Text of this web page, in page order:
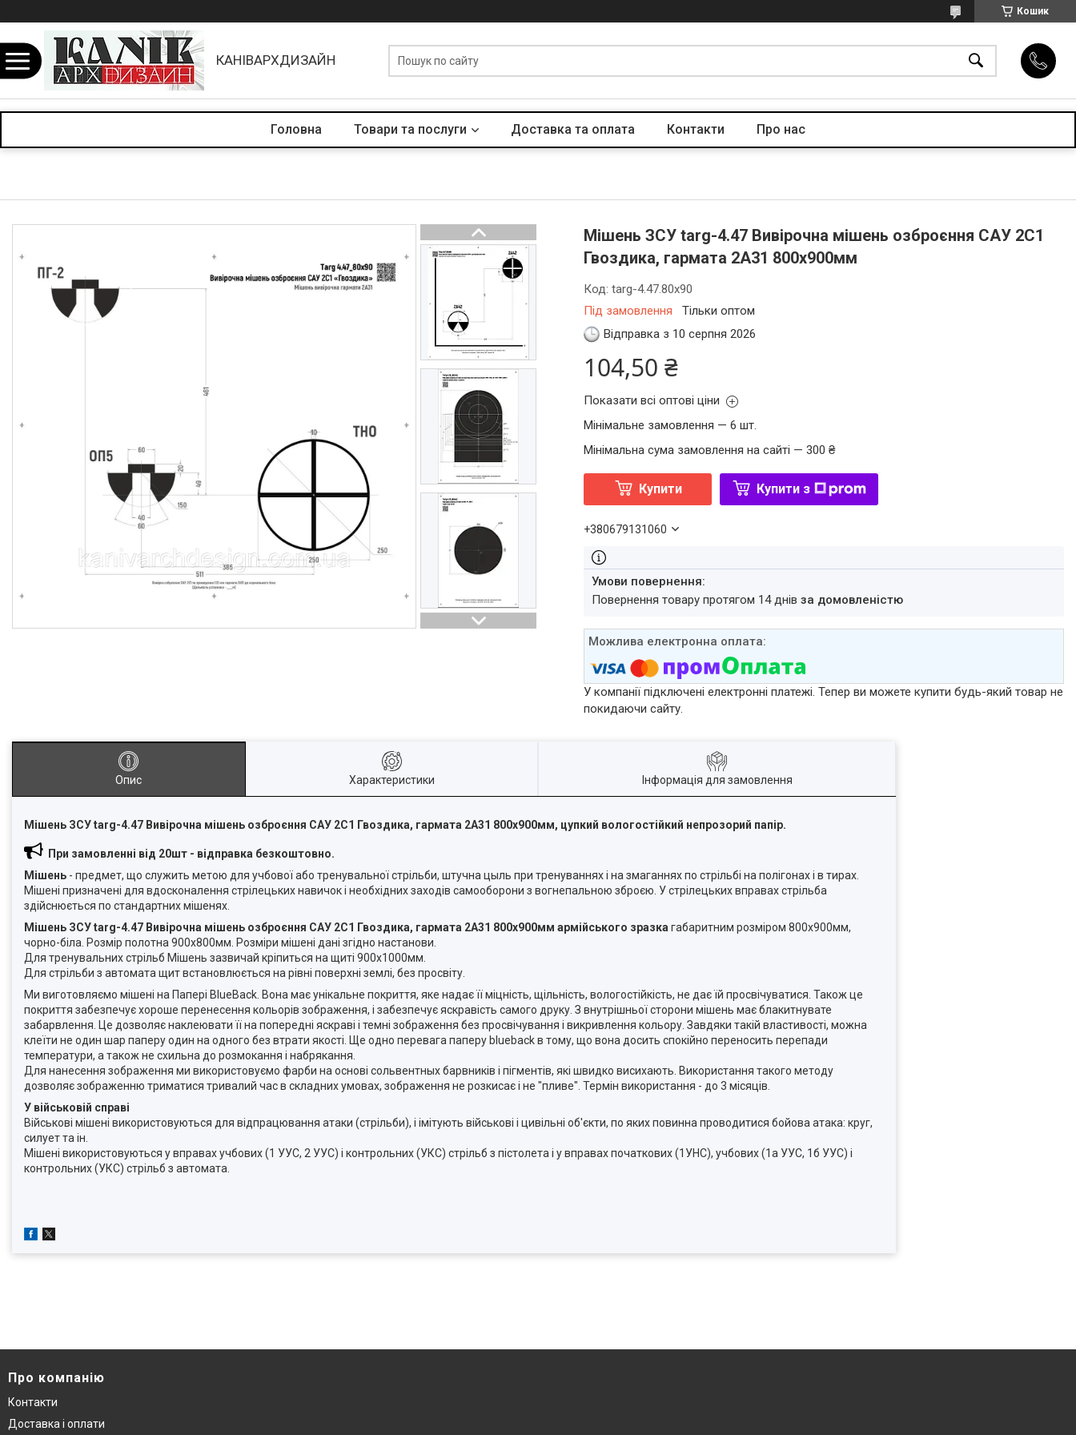
Кошик
КАНІВАРХДИЗАЙН
Головна Товари та послуги Доставка та оплата Контакти Про нас
Мішень ЗСУ targ-4.47 Вивірочна мішень озброєння САУ 2С1
Гвоздика, гармата 2А31 800х900мм
Під замовлення Тільки оптом
Код:targ-4.47.80x90
Відправка з 10 серпня 2026
104,50 ₴
Мінімальне замовлення — 6 шт.
Показати всі оптові ціни
Мінімальна сума замовлення на сайті — 300 ₴
Купити Купити з
+380679131060
повернення товару протягом 14 днівза домовленістю
У компанії підключені електронні платежі. Тепер ви можете купити будь-який товар не
покидаючи сайту.
Опис Характеристики Інформація для замовлення
Мішень ЗСУ targ-4.47 Вивірочна мішень озброєння САУ 2С1 Гвоздика, гармата 2А31 800х900мм, цупкий вологостійкий непрозорий папір.
При замовленні від 20шт - відправка безкоштовно.
Мішень - предмет, що служить метою для учбової або тренувальної стрільби, штучна цыль при тренуваннях і на змаганнях по стрільбі на полігонах і в тирах.
Мішені призначені для вдосконалення стрілецьких навичок і необхідних заходів самооборони з вогнепальною зброєю. У стрілецьких вправах стрільба
здійснюється по стандартних мішенях.
Мішень ЗСУ targ-4.47 Вивірочна мішень озброєння САУ 2С1 Гвоздика, гармата 2А31 800х900мм армійського зразка габаритним розміром 800x900мм,
чорно-біла. Розмір полотна 900x800мм . Розміри мішені дані згідно настанови.
Для тренувальних стрільб Мішень зазвичай кріпиться на щиті 900x1000мм
Для стрільби з автомата щит встановлюється на рівні поверхні землі, без просвіту.
Ми виготовляємо мішені на Папері BlueBack. Вона має унікальне покриття, яке надає її міцність, щільність, вологостійкість, не дає їй просвічуватися. Також це
покриття забезпечує хороше перенесення кольорів зображення, і забезпечує яскравість самого друку. З внутрішньої сторони мішень має блакитнувате
забарвлення. Це дозволяє наклеювати її на попередні яскраві і темні зображення без просвічування і викривлення кольору. Завдяки такій властивості, можна
клеїти не один шар паперу один на одного без втрати якості. Ще одно перевага паперу blueback в тому, що вона досить спокійно переносить перепади
температури, а також не схильна до розмокання і набрякання.
Для нанесення зображення ми використовуємо фарби на основі сольвентных барвників і пігментів, які швидко висихають. Використання такого методу
дозволяє зображенню триматися тривалий час в складних умовах, зображення не розкисає і не "пливе". Термін використання - до 3 місяців.
У військовій справі
Військові мішені використовуються для відпрацювання атаки (стрільби), і імітують військові і цивільні об'єкти, по яких повинна проводитися бойова атака: круг,
силует та ін.
Мішені використовуються у вправах учбових (1 УУС, 2 УУС) і контрольних (УКС) стрільб з пістолета і у вправах початкових (1УНС), учбових (1а УУС, 1б УУС) і
контрольних (УКС) стрільб з автомата.
Про компанію
Контакти
Доставка і оплати